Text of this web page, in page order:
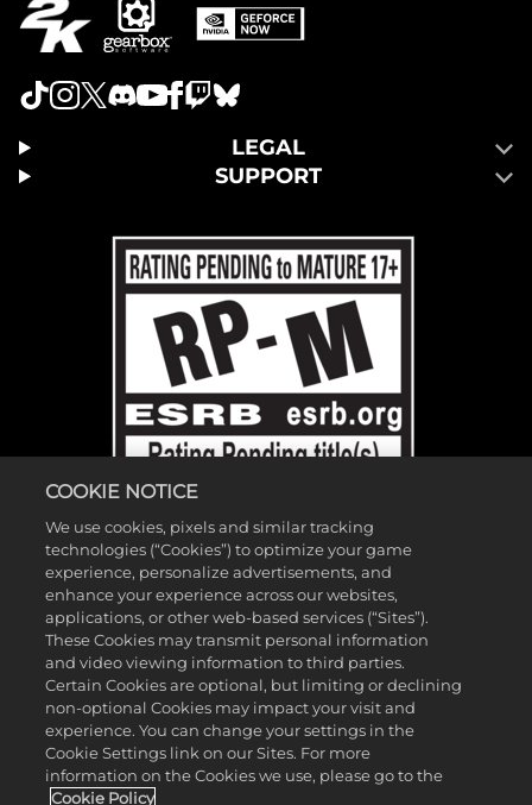
LEGAL
SUPPORT
©2026 Gearbox Software. Veröffentlicht von 2K Games. Entwickelt
von Gearbox. Gearbox, Borderlands und die dazugehörigen
Borderlands-Logos sind alle Marken von Gearbox Software, LLC. 2K
und das 2K-Logo sind Marken von Take-Two Interactive Software,
Inc. Alle anderen Marken sind Eigentum ihrer jeweiligen Besitzer. Alle
Rechte vorbehalten.
COOKIE NOTICE
We use cookies, pixels and similar tracking
technologies (“Cookies”) to optimize your game
experience, personalize advertisements, and
enhance your experience across our websites,
applications, or other web-based services (“Sites”).
These Cookies may transmit personal information
and video viewing information to third parties.
Certain Cookies are optional, but limiting or declining
non-optional Cookies may impact your visit and
experience. You can change your settings in the
Cookie Settings link on our Sites. For more
information on the Cookies we use, please go to the
Cookie Policy